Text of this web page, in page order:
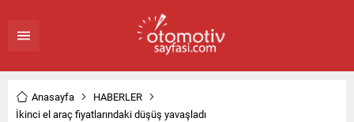
Anasayfa
HABERLER
İkinci el araç fiyatlarındaki düşüş yavaşladı